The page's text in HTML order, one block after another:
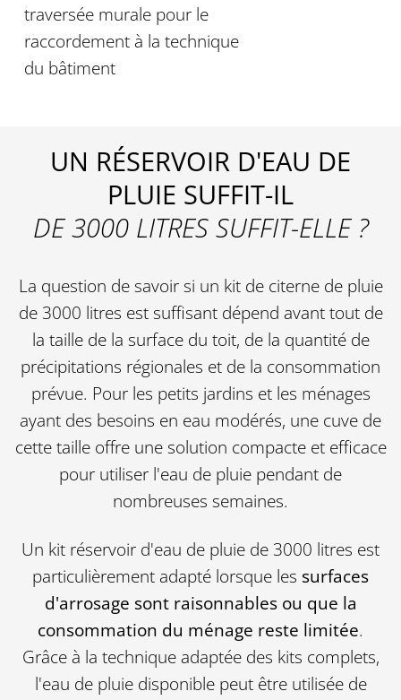
traversée murale pour le
raccordement à la technique
du bâtiment
UN RÉSERVOIR D'EAU DE
PLUIE SUFFIT-IL
DE 3000 LITRES SUFFIT-ELLE ?
La question de savoir si un kit de citerne de pluie
de 3000 litres est suffisant dépend avant tout de
la taille de la surface du toit, de la quantité de
précipitations régionales et de la consommation
prévue. Pour les petits jardins et les ménages
ayant des besoins en eau modérés, une cuve de
cette taille offre une solution compacte et efficace
pour utiliser l'eau de pluie pendant de
nombreuses semaines.
Un kit réservoir d'eau de pluie de 3000 litres est
particulièrement adapté lorsque les surfaces
d'arrosage sont raisonnables ou que la
consommation du ménage reste limitée.
Grâce à la technique adaptée des kits complets,
l'eau de pluie disponible peut être utilisée de